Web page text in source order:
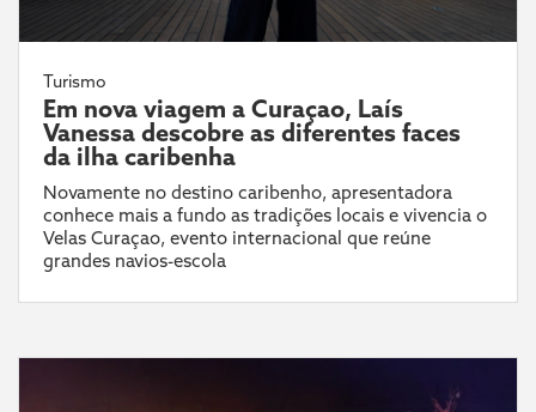
Turismo
Em nova viagem a Curaçao, Laís
Vanessa descobre as diferentes faces
da ilha caribenha
Novamente no destino caribenho, apresentadora
conhece mais a fundo as tradições locais e vivencia o
Velas Curaçao, evento internacional que reúne
grandes navios-escola